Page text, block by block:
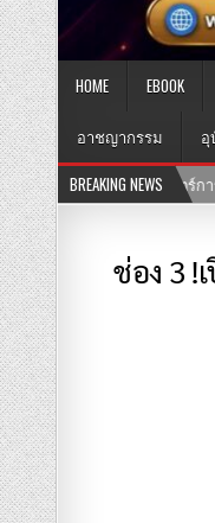
HOME EBOOK
อาชญากรรม อุ
BREAKING NEWS
”สงครามนางแบบโมเดล”ค่าย
ช่อง 3 !